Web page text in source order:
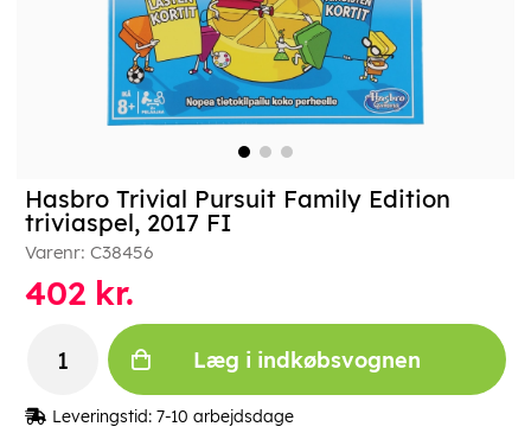
Hasbro Trivial Pursuit Family Edition
triviaspel, 2017 FI
Varenr: C38456
402 kr.
Læg i indkøbsvognen
Leveringstid: 7-10 arbejdsdage